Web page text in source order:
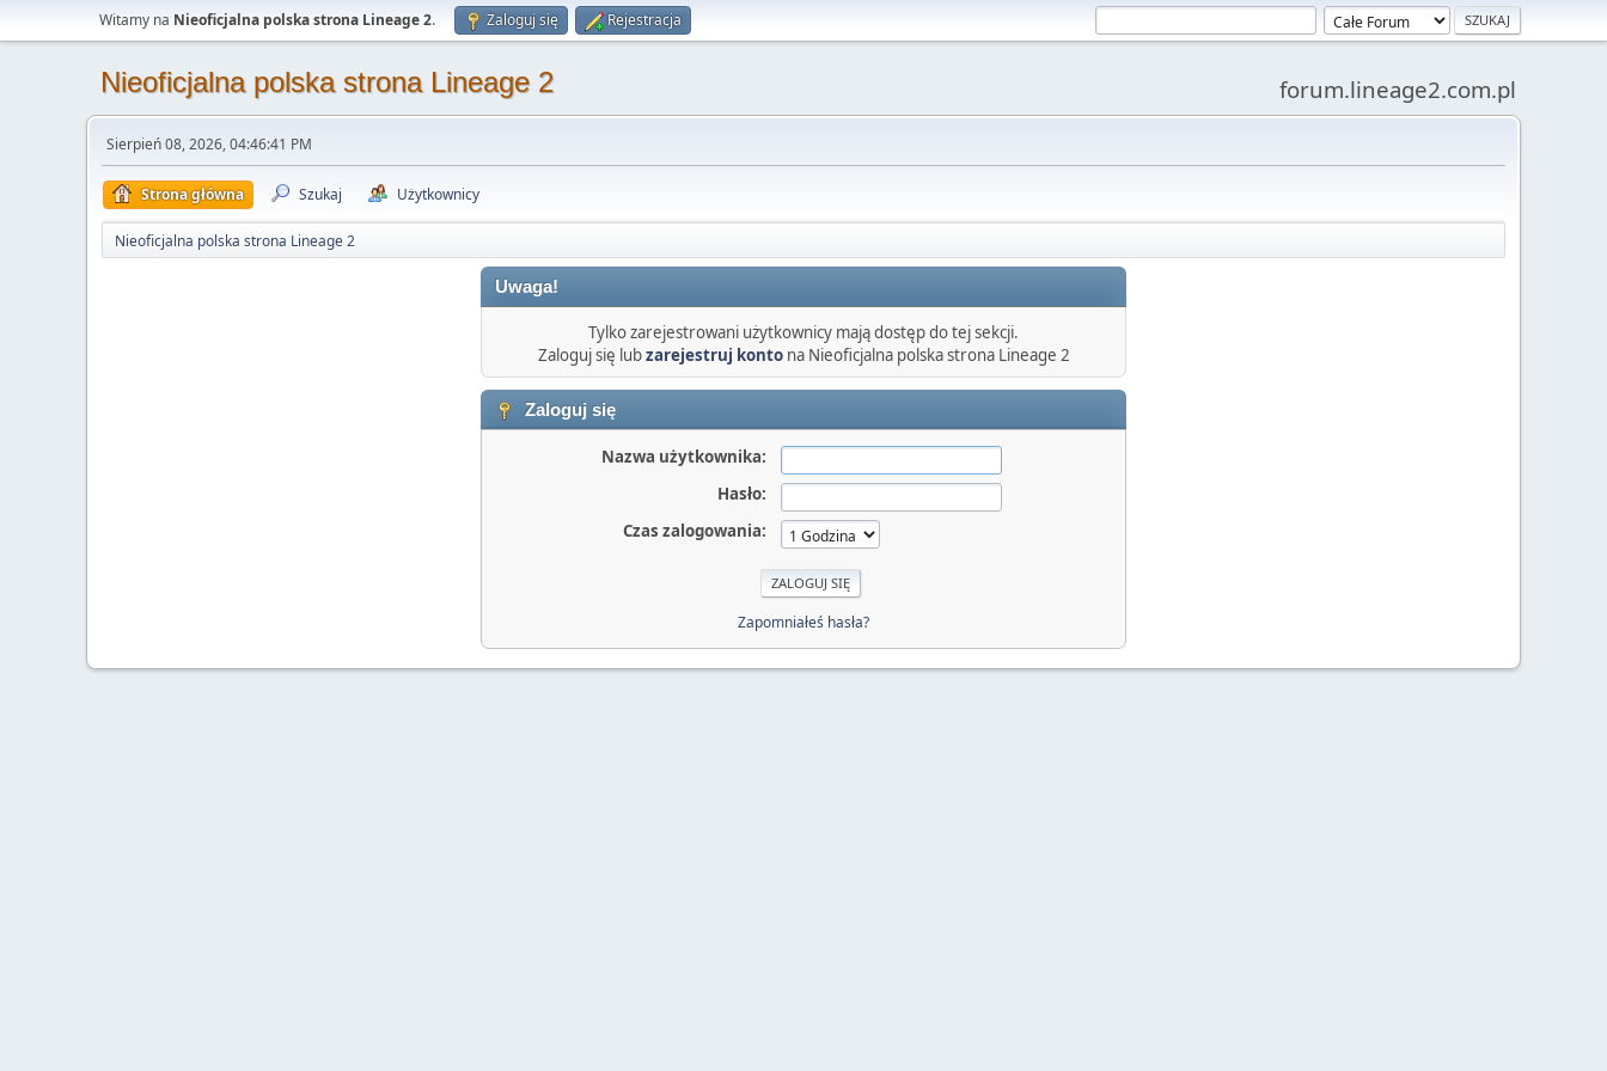
Witamy na Nieoficjalna polska strona Lineage 2. Zaloguj się Rejestracja
Nieoficjalna polska strona Lineage 2 forum.lineage2.com.pl
Sierpień 08, 2026, 04:46:41 PM
Strona główna Szukaj Użytkownicy
Nieoficjalna polska strona Lineage 2
Uwaga!
Tylko zarejestrowani użytkownicy mają dostęp do tej sekcji.
Zaloguj się lubzarejestruj kontona Nieoficjalna polska strona Lineage 2
Zaloguj się
Nazwa użytkownika:
Hasło:
Czas zalogowania:
Zapomniałeś hasła?